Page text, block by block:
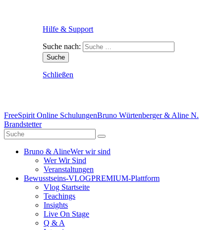
Hilfe & Support
Suche nach:
Schließen
FreeSpirit Online SchulungenBruno Würtenberger & Aline N.
Brandstetter
Bruno & AlineWer wir sind
Wer Wir Sind
Veranstaltungen
Bewusstseins-VLOGPREMIUM-Plattform
Vlog Startseite
Teachings
Insights
Live On Stage
Q & A